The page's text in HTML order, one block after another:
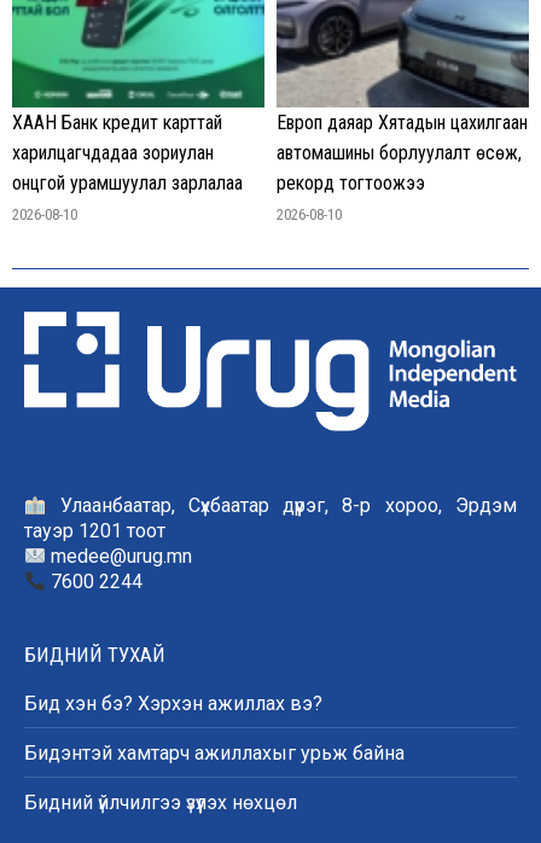
ХААН Банк кредит карттай
харилцагчдадаа зориулан
онцгой урамшуулал зарлалаа
2026-08-10
Европ даяар Хятадын цахилгаан
автомашины борлуулалт өсөж,
рекорд тогтоожээ
2026-08-10
Улаанбаатар, Сүхбаатар дүүрэг, 8-р хороо, Эрдэм
тауэр 1201 тоот
medee@urug.mn
7600 2244
БИДНИЙ ТУХАЙ
Бид хэн бэ? Хэрхэн ажиллах вэ?
Бидэнтэй хамтарч ажиллахыг урьж байна
Бидний үйлчилгээ үзүүлэх нөхцөл